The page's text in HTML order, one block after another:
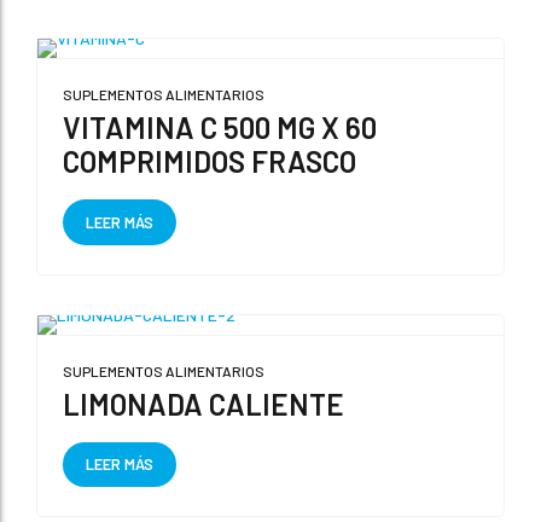
SUPLEMENTOS ALIMENTARIOS
VITAMINA C 500 MG X 60
COMPRIMIDOS FRASCO
LEER MÁS
SUPLEMENTOS ALIMENTARIOS
LIMONADA CALIENTE
LEER MÁS